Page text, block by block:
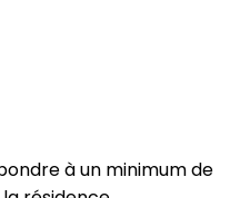
à un minimum de